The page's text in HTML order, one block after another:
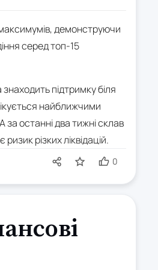
максимумів, демонструючи
серед топ-15
підтримку біля
найближчими
останні два тижні склав
різких ліквідацій.
0